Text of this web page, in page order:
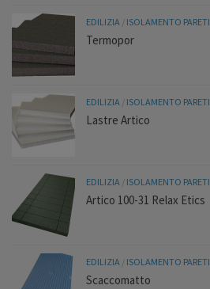
EDILIZIA / ISOLAMENTO PARETI
Termopor
EDILIZIA / ISOLAMENTO PARETI
Lastre Artico
EDILIZIA / ISOLAMENTO PARETI
Artico 100-31 Relax Etics
EDILIZIA / ISOLAMENTO PARETI
Scaccomatto